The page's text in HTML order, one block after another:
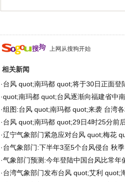
上网从搜狗开始
相关新闻
·台风 quot;南玛都 quot;将于30日正面登
·quot;南玛都 quot;台风逐渐向福建省中
·组图:台风 quot;南玛都 quot;来袭 台湾
·台风 quot;南玛都 quot;29日4时25分前
·辽宁气象部门紧急应对台风 quot;梅花
·台气象部门:下半年3至5个台风侵台 秋
·气象部门预测:今年登陆中国台风比常年
·台湾气象部门发布台风 quot;艾利 quot;